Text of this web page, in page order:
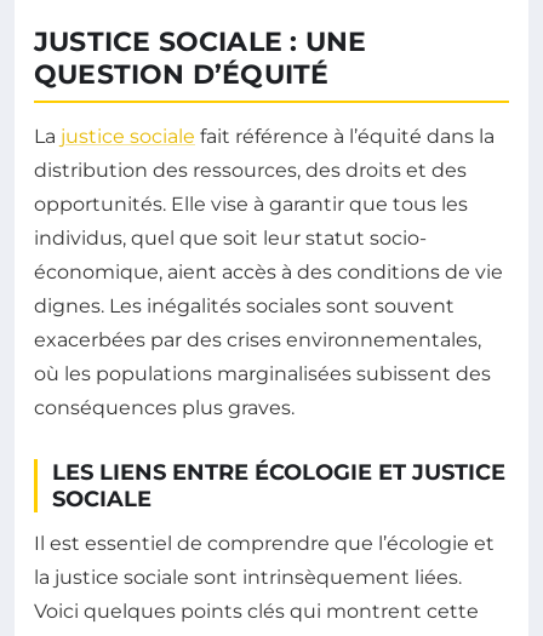
JUSTICE SOCIALE : UNE
QUESTION D’ÉQUITÉ
La justice sociale fait référence à l’équité dans la
distribution des ressources, des droits et des
opportunités. Elle vise à garantir que tous les
individus, quel que soit leur statut socio-
économique, aient accès à des conditions de vie
dignes. Les inégalités sociales sont souvent
exacerbées par des crises environnementales,
où les populations marginalisées subissent des
conséquences plus graves.
LES LIENS ENTRE ÉCOLOGIE ET JUSTICE
SOCIALE
Il est essentiel de comprendre que l’écologie et
la justice sociale sont intrinsèquement liées.
Voici quelques points clés qui montrent cette